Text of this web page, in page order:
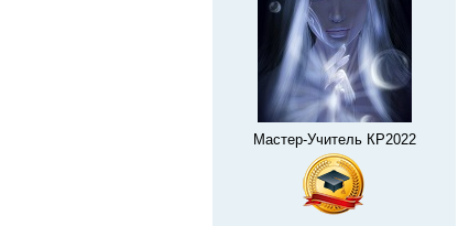
Мастер-Учитель КР2022